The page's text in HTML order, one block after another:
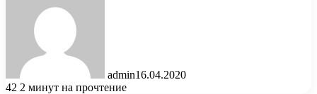
admin16.04.2020
42 2 минут на прочтение